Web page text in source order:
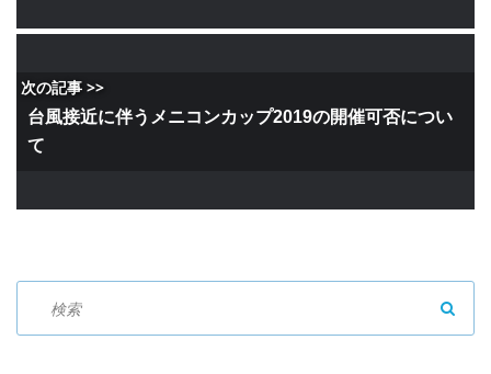
次の記事 >>
台風接近に伴うメニコンカップ2019の開催可否につい
て